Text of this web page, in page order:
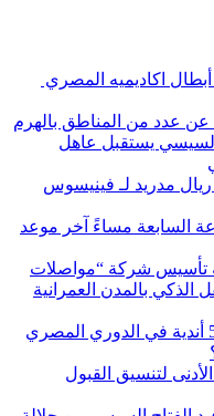
اكاديميه المصري
عن عدد من المناطق بالهرم
السيسي يستقبل عاهل
مدريد لـ فينيسوس
السابعة مساءً آخر موعد
تأسيس شركة “مواصلات
بالمدن العمرانية
لتنسيق القبول